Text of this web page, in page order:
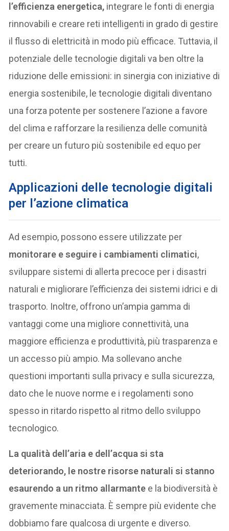
l’efficienza energetica, integrare le fonti di energia
rinnovabili e creare reti intelligenti in grado di gestire
il flusso di elettricità in modo più efficace. Tuttavia, il
potenziale delle tecnologie digitali va ben oltre la
riduzione delle emissioni: in sinergia con iniziative di
energia sostenibile, le tecnologie digitali diventano
una forza potente per sostenere l’azione a favore
del clima e rafforzare la resilienza delle comunità
per creare un futuro più sostenibile ed equo per
tutti.
Applicazioni delle tecnologie digitali
per l’azione climatica
Ad esempio, possono essere utilizzate per
monitorare e seguire i cambiamenti climatici,
sviluppare sistemi di allerta precoce per i disastri
naturali e migliorare l’efficienza dei sistemi idrici e di
trasporto. Inoltre, offrono un’ampia gamma di
vantaggi come una migliore connettività, una
maggiore efficienza e produttività, più trasparenza e
un accesso più ampio. Ma sollevano anche
questioni importanti sulla privacy e sulla sicurezza,
dato che le nuove norme e i regolamenti sono
spesso in ritardo rispetto al ritmo dello sviluppo
tecnologico.
La qualità dell’aria e dell’acqua si sta
deteriorando, le nostre risorse naturali si stanno
esaurendo a un ritmo allarmante e la biodiversità è
gravemente minacciata. È sempre più evidente che
dobbiamo fare qualcosa di urgente e diverso.